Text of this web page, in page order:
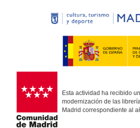
Esta actividad ha recibido
modernización de las
Madrid correspondiente al